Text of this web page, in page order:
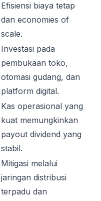
Efisiensi biaya tetap
dan economies of
scale.
Investasi pada
pembukaan toko,
otomasi gudang, dan
platform digital.
Kas operasional yang
kuat memungkinkan
payout dividend yang
stabil.
Mitigasi melalui
jaringan distribusi
terpadu dan